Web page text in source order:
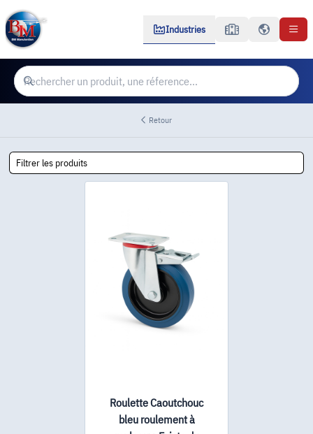
Industries
Retour
Filtrer les produits
Roulette Caoutchouc
bleu roulement à